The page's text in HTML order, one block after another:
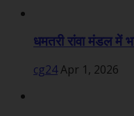
धमतरी रांवा मंडल में
cg24Apr 1, 2026